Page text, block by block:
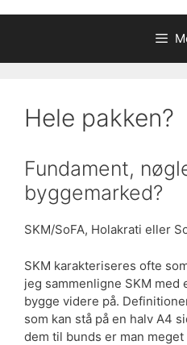
Hele pakken?
Fundament,
byggemarked?
SKM/SoFA, Holakrati eller
SKM karakteriseres ofte
jeg sammenligne SKM med
bygge videre på.
som kan stå på en halv A4
dem til bunds er man